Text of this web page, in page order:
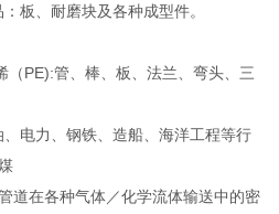
板、耐磨块及各种成型件。
PE):管、棒、板、法兰、弯头、三
电力、钢铁、造船、海洋工程等行
道在各种气体／化学流体输送中的密